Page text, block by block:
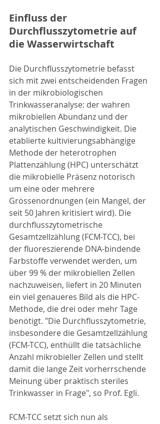
Einfluss der
Durchflusszytometrie auf
die Wasserwirtschaft
Die Durchflusszytometrie befasst
sich mit zwei entscheidenden Fragen
in der mikrobiologischen
Trinkwasseranalyse: der wahren
mikrobiellen Abundanz und der
analytischen Geschwindigkeit. Die
etablierte kultivierungsabhängige
Methode der heterotrophen
Plattenzählung (HPC) unterschätzt
die mikrobielle Präsenz notorisch
um eine oder mehrere
Grössenordnungen (ein Mangel, der
seit 50 Jahren kritisiert wird). Die
durchflusszytometrische
Gesamtzellzählung (FCM-TCC), bei
der fluoreszierende DNA-bindende
Farbstoffe verwendet werden, um
über 99 % der mikrobiellen Zellen
nachzuweisen, liefert in 20 Minuten
ein viel genaueres Bild als die HPC-
Methode, die drei oder mehr Tage
benötigt. "Die Durchflusszytometrie,
insbesondere die Gesamtzellzählung
(FCM-TCC), enthüllt die tatsächliche
Anzahl mikrobieller Zellen und stellt
damit die lange Zeit vorherrschende
Meinung über praktisch steriles
Trinkwasser in Frage", so Prof. Egli.
FCM-TCC setzt sich nun als